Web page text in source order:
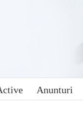
Anunturi